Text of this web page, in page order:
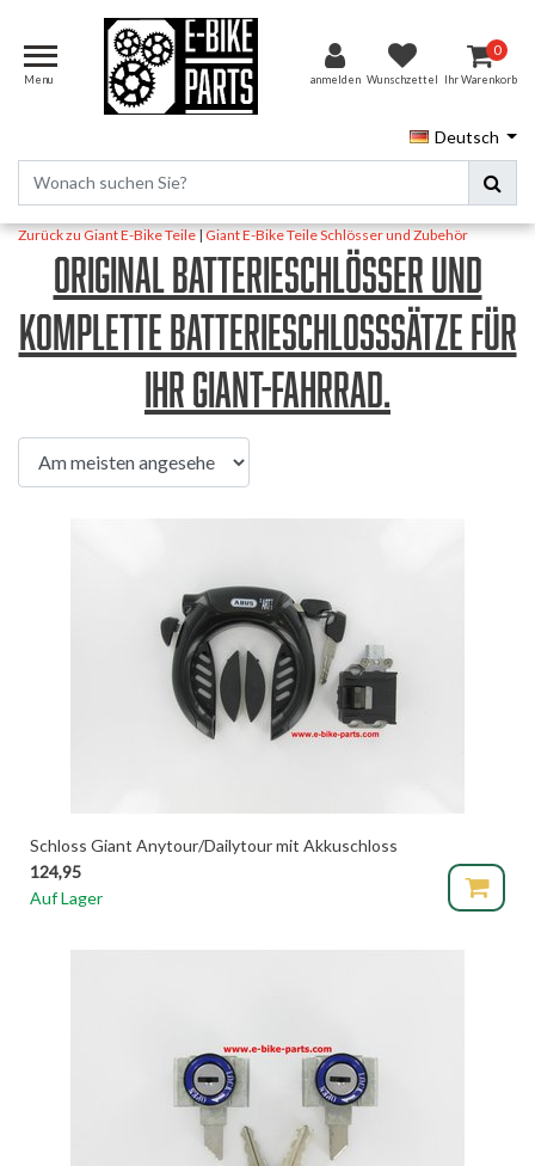
Menu anmelden Wunschzettel
0
Ihr Warenkorb
Deutsch
Zurück zu Giant E-Bike Teile|Giant E-Bike TeileSchlösser und Zubehör
Original Batterieschlösser und
komplette Batterieschlosssätze für
Ihr Giant-Fahrrad.
Schloss Giant Anytour/Dailytour mit Akkuschloss
124,95
Auf Lager